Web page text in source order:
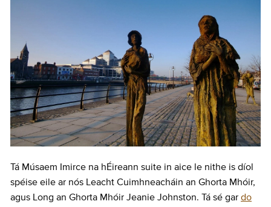
Tá Músaem Imirce na hÉireann suite in aice le nithe is díol
spéise eile ar nós Leacht Cuimhneacháin an Ghorta Mhóir,
agus Long an Ghorta Mhóir Jeanie Johnston. Tá sé gar do